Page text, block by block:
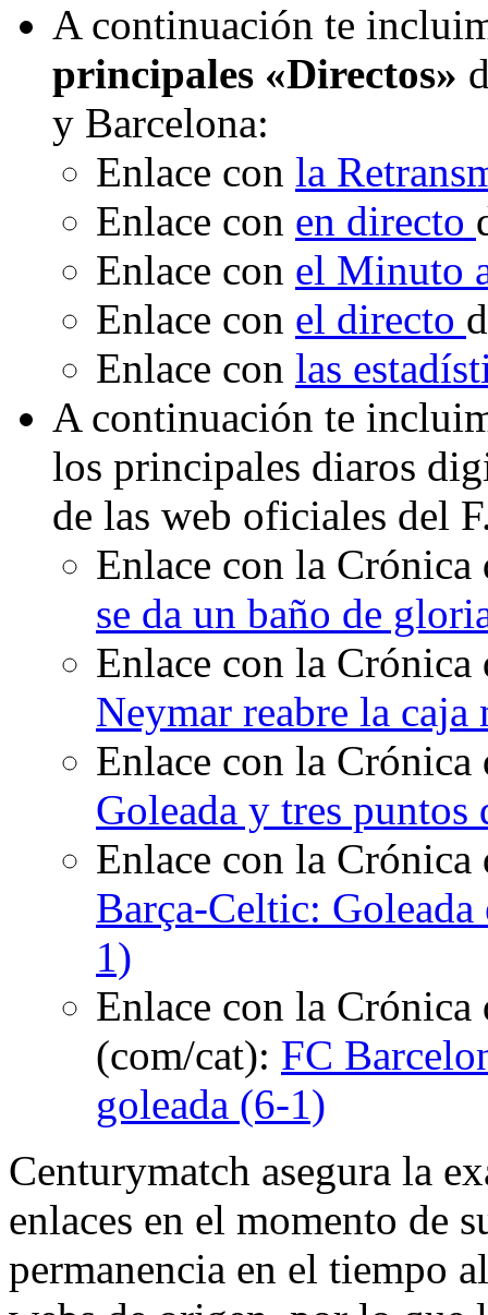
A continuación te
principales «Directos»
y Barcelona:
Enlace con la
Enlace con en directo
Enlace con el Minuto
Enlace con el directo
Enlace con las
A continuación te
los principales diaros
de las web oficiales del
Enlace con la
se da un baño de
Enlace con la
Neymar reabre la
Enlace con la
Goleada y tres puntos
Enlace con la
Barça-Celtic:
1)
Enlace con la Crónica
(com/cat): FC
goleada (6-1)
Centurymatch asegura la
enlaces en el momento de
permanencia en el tiempo